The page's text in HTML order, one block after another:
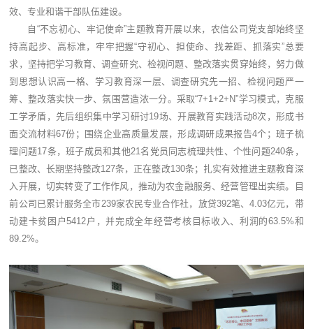
效、专业和谐干部队伍建设。
自“不忘初心、牢记使命”主题教育开展以来，农信公司党支部始终坚
持高起步、高标准，牢牢把握“守初心、担使命、找差距、抓落实”总要
求，坚持把学习教育、调查研究、检视问题、整改落实贯穿始终，努力做
到思想认识高一格、学习教育深一层、调查研究先一招、检视问题严一
筹、整改落实快一步、氛围营造浓一分。采取“7+1+2+N”学习模式，克服
工学矛盾，先后组织集中学习研讨19场、开展教育实践活动8次，形成书
面交流材料67份；围绕企业高质量发展，形成调研成果报告4个；班子梳
理问题17条，班子成员和其他21名党员同志梳理共性、个性问题240条，
已整改、长期坚持整改127条，正在整改130条；扎实有效推进主题教育深
入开展，切实转变了工作作风，推动为农金融服务、经营管理出实绩。目
前公司已累计服务全市239家农民专业合作社，放贷392笔、4.03亿元，带
动建卡贫困户5412户，并完成全年经营考核目标收入、利润的63.5%和
89.2%。